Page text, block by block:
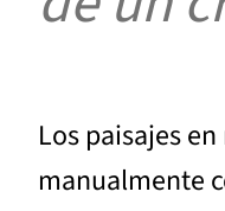
Los paisajes
manualmente